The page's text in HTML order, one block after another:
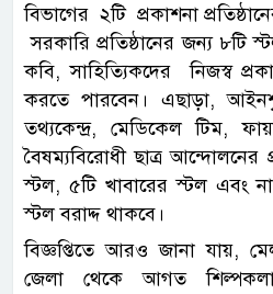
বিভাগের ২টি প্রকাশনা
সরকারি প্রতিষ্ঠানের জন্য ৮টি
কবি, সাহিত্যিকদের নিজস্ব
করতে পারবেন। এছাড়া,
তথ্যকেন্দ্র, মেডিকেল টিম,
বৈষম্যবিরোধী ছাত্র
স্টল, ৫টি খাবারের স্টল এবং
স্টল বরাদ্দ থাকবে।
বিজ্ঞপ্তিতে আরও জানা যায়,
জেলা থেকে আগত শিল্পকলা